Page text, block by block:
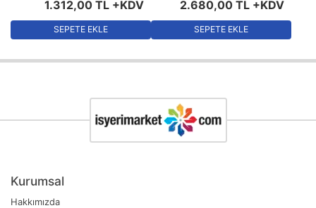
1.312,00 TL +KDV
SEPETE EKLE
2.680,00 TL +KDV
SEPETE EKLE
Kurumsal
Hakkımızda